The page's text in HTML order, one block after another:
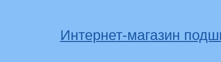
Интернет-магазин